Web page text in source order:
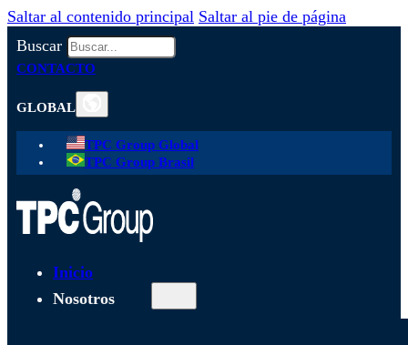
Saltar al contenido principal Saltar al pie de página
Buscar
CONTACTO
GLOBAL
TPC Group Global
TPC Group Brasil
Inicio
Nosotros